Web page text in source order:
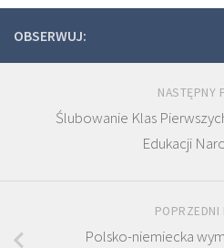
OBSERWUJ:
NASTĘPNY
Ślubowanie Klas
Edukacji
POPRZEDNI
Polsko-niemiecka